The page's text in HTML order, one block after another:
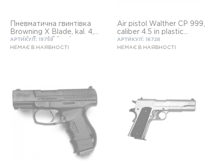
Пневматична гвинтівка
Browning X Blade, kal. 4,5
мм, 16 Дж, 250 м/с,
АРТИКУЛ: 19759
НЕМАЄ В НАЯВНОСТІ
Air pistol Walther CP 999,
caliber 4.5 in plastic
packaging
АРТИКУЛ: 16728
НЕМАЄ В НАЯВНОСТІ